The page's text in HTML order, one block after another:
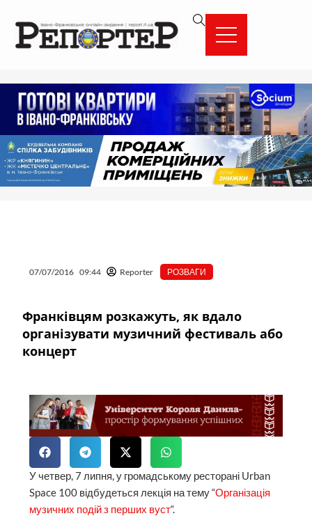
вмісту
07/07/2016 09:44 Reporter РОЗВАГИ
Франківцям розкажуть, як вдало
організувати музичний фестиваль або
концерт
У четвер, 7 липня, у громадському ресторані Urban
Space 100 відбудеться лекція на тему “Організація
музичних подій з перших вуст“.